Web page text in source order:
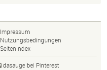
Impressum
Nutzungsbedingungen
Seitenindex
dasauge bei Pinterest